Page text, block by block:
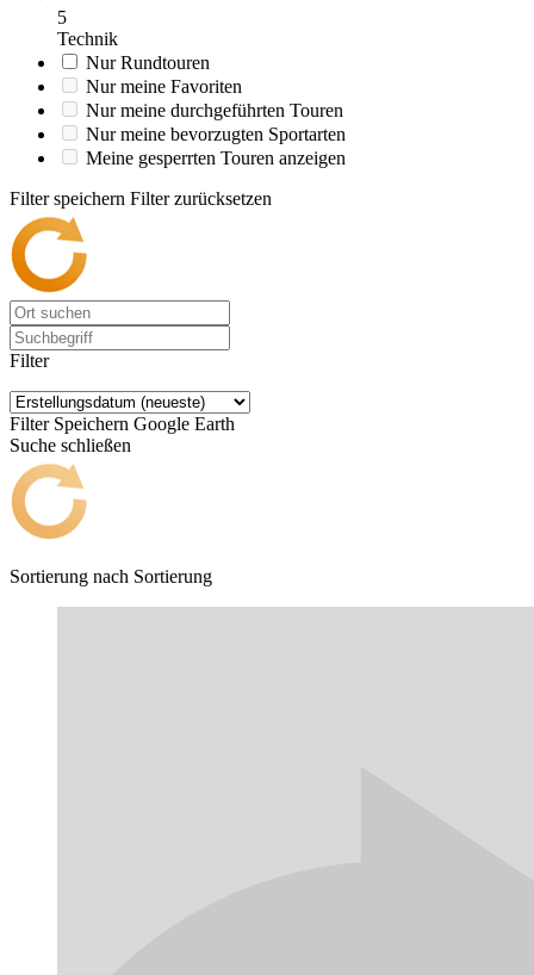
5
Technik
Nur Rundtouren
Nur meine Favoriten
Nur meine durchgeführten Touren
Nur meine bevorzugten Sportarten
Meine gesperrten Touren anzeigen
Filter speichern Filter zurücksetzen
Filter
Filter Speichern Google Earth
Suche schließen
Sortierung nach Sortierung